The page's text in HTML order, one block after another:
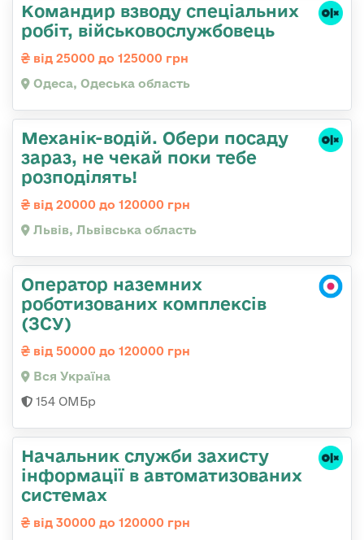
Командир взводу спеціальних
робіт, військовослужбовець
від 25000 до 125000 грн
Одеса, Одеська область
Механік-водій. Обери посаду
зараз, не чекай поки тебе
розподілять!
від 20000 до 120000 грн
Львів, Львівська область
Оператор наземних
роботизованих комплексів
(ЗСУ)
від 50000 до 120000 грн
Вся Україна
154 ОМБр
Начальник служби захисту
інформації в автоматизованих
системах
від 30000 до 120000 грн